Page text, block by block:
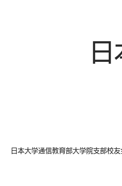
日本大学通信教育部大学院支部校友